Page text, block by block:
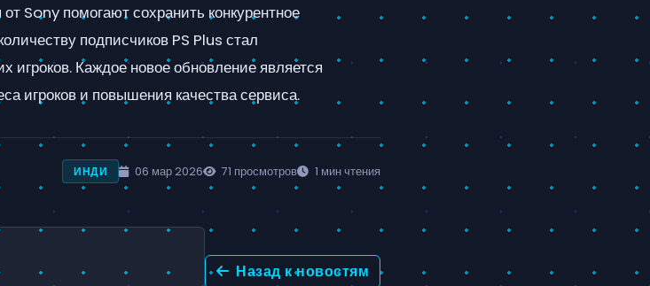
Sony помогают сохранить конкурентное
подписчиков PS Plus стал
игроков. Каждое новое обновление является
игроков и повышения качества сервиса.
ИНДИ 06 мар 2026 71 просмотров 1 мин чтения
Назад к новостям